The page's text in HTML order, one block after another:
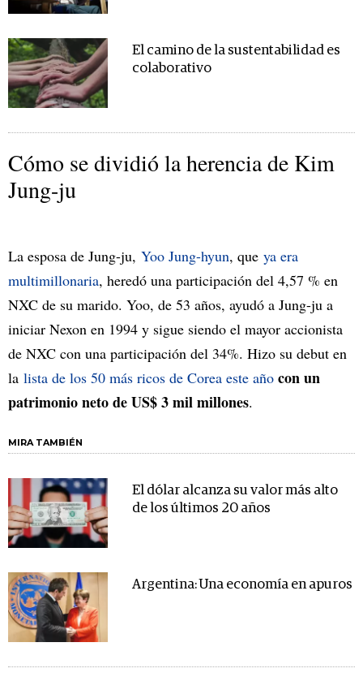
El camino de la sustentabilidad es
colaborativo
Cómo se dividió la herencia de Kim
Jung-ju
La esposa de Jung-ju, Yoo Jung-hyun, que ya era
multimillonaria, heredó una participación del 4,57 % en
NXC de su marido. Yoo, de 53 años, ayudó a Jung-ju a
iniciar Nexon en 1994 y sigue siendo el mayor accionista
de NXC con una participación del 34%. Hizo su debut en
la lista de los 50 más ricos de Corea este año con un
patrimonio neto de US$ 3 mil millones.
MIRA TAMBIÉN
El dólar alcanza su valor más alto
de los últimos 20 años
Argentina: Una economía en apuros